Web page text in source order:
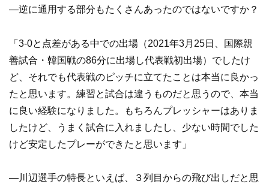
—逆に通用する部分もたくさんあったのではないですか？
「3-0と点差がある中での出場（2021年3月25日、国際親
善試合・韓国戦の86分に出場し代表戦初出場）でしたけ
ど、それでも代表戦のピッチに立てたことは本当に良かっ
たと思います。練習と試合は違うものだと思うので、本当
に良い経験になりました。もちろんプレッシャーはありま
したけど、うまく試合に入れましたし、少ない時間でした
けど安定したプレーができたと思います」
—川辺選手の特長といえば、３列目からの飛び出しだと思